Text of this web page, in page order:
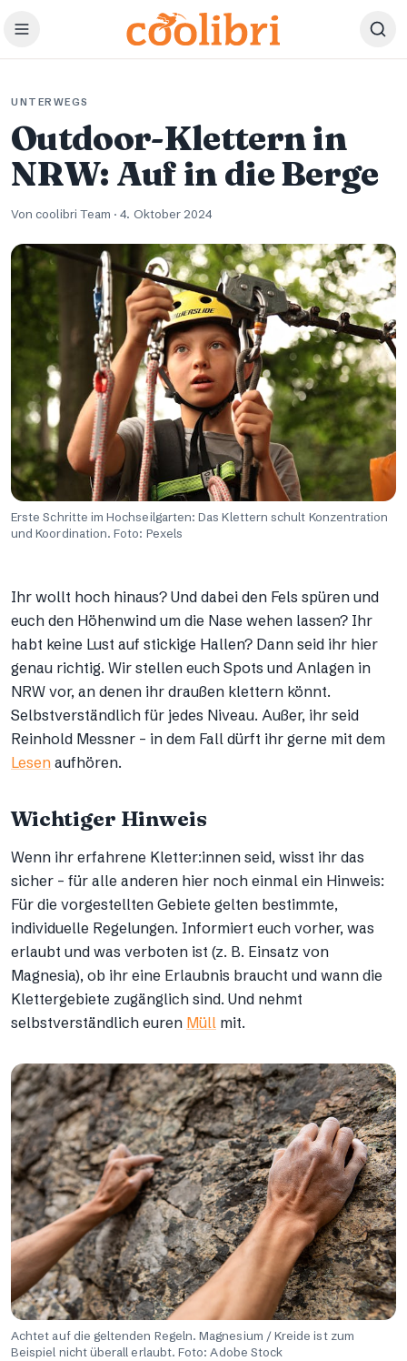
Zum Hauptinhalt springen
UNTERWEGS
Outdoor-Klettern in
NRW: Auf in die Berge
Von coolibri Team ·4. Oktober 2024
Erste Schritte im Hochseilgarten: Das Klettern schult Konzentration
und Koordination. Foto: Pexels
Ihr wollt hoch hinaus? Und dabei den Fels spüren und
euch den Höhenwind um die Nase wehen lassen? Ihr
habt keine Lust auf stickige Hallen? Dann seid ihr hier
genau richtig. Wir stellen euch Spots und Anlagen in
NRW vor, an denen ihr draußen klettern könnt.
Selbstverständlich für jedes Niveau. Außer, ihr seid
Reinhold Messner – in dem Fall dürft ihr gerne mit dem
Lesen aufhören.
Wichtiger Hinweis
Wenn ihr erfahrene Kletter:innen seid, wisst ihr das
sicher – für alle anderen hier noch einmal ein Hinweis:
Für die vorgestellten Gebiete gelten bestimmte,
individuelle Regelungen. Informiert euch vorher, was
erlaubt und was verboten ist (z. B. Einsatz von
Magnesia), ob ihr eine Erlaubnis braucht und wann die
Klettergebiete zugänglich sind. Und nehmt
selbstverständlich euren Müll mit.
Achtet auf die geltenden Regeln. Magnesium / Kreide ist zum
Beispiel nicht überall erlaubt. Foto: Adobe Stock